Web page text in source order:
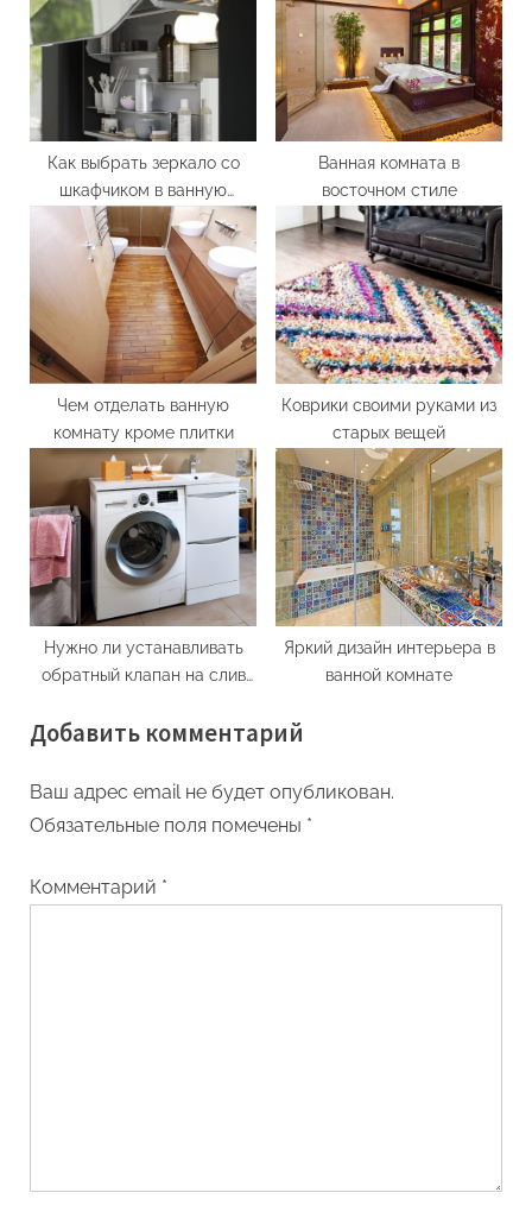
o
t
Как выбрать зеркало со
шкафчиком в ванную
комнату
Ванная комната в
восточном стиле
Чем отделать ванную
комнату кроме плитки
Коврики своими руками из
старых вещей
Нужно ли устанавливать
обратный клапан на слив
Яркий дизайн интерьера в
ванной комнате
Добавить комментарий
Ваш адрес email не будет опубликован.
Обязательные поля помечены *
Комментарий *